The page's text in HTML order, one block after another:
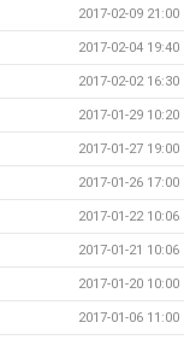
2017-02-09 21:00
2017-02-04 19:40
2017-02-02 16:30
2017-01-29 10:20
2017-01-27 19:00
2017-01-26 17:00
2017-01-22 10:06
2017-01-21 10:06
2017-01-20 10:00
2017-01-06 11:00